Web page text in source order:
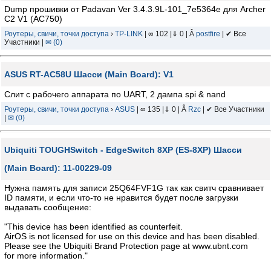
Dump прошивки от Padavan Ver 3.4.3.9L-101_7e5364e для Archer
C2 V1 (AC750)
Роутеры, свичи, точки доступа › TP-LINK | ∞ 102 |⇓ 0 | Â postfire | ✔ Все
Участники | ✉ (0)
ASUS RT-AC58U Шасси (Main Board): V1
Слит с рабочего аппарата по UART, 2 дампа spi & nand
Роутеры, свичи, точки доступа › ASUS | ∞ 135 |⇓ 0 | Â Rzc | ✔ Все Участники
✉ (0)
Ubiquiti TOUGHSwitch - EdgeSwitch 8XP (ES-8XP) Шасси
(Main Board): 11-00229-09
Нужна память для записи 25Q64FVF1G так как свитч сравнивает
ID памяти, и если что-то не нравится будет после загрузки
выдавать сообщение:
"This device has been identified as counterfeit.
AirOS is not licensed for use on this device and has been disabled.
Please see the Ubiquiti Brand Protection page at www.ubnt.com
for more information."